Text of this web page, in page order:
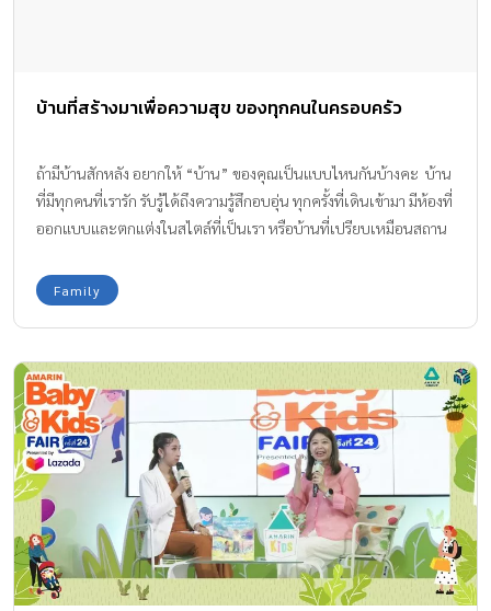
บ้านที่สร้างมาเพื่อความสุข ของทุกคนในครอบครัว
ถ้ามีบ้านสักหลัง อยากให้ “บ้าน” ของคุณเป็นแบบไหนกันบ้างคะ บ้าน
ที่มีทุกคนที่เรารัก รับรู้ได้ถึงความรู้สึกอบอุ่น ทุกครั้งที่เดินเข้ามา มีห้องที่
ออกแบบและตกแต่งในสไตล์ที่เป็นเรา หรือบ้านที่เปรียบเหมือนสถาน
และจะดีสักแค่ไหนถ้าเราเลือกบ้านที่สามารถตอบความหมายของบ้าน
ได้ครบอย่างที่กล่าวมาแล้วข้างต้น ที่จะช่วยสร้างความสุขของทุกคนใน
ประกอบหลักในการตัดสินใจแล้ว รูปแบบของบ้าน รวมถึง ฟังก์ชั่นการ
ใช้งาน มีความสำคัญไม่แพ้กัน เพราะบ้านสามารถบ่งบอกความเป็นตัว
ตนของคุณได้ และจะดีกว่านั้นมากๆ ถ้าทุกๆ มุมในบ้าน สามารถตอบ
โจทย์ความต้องการของทุกคน รวมถึงส่วนกลางที่จะเข้ามาช่วยเติมเต็ม
ความสุขของทุกคนในครอบครัวได้เป็นอย่างดี บ้านที่ดี ต้องไม่ใช่แค่
สวย แต่ต้องใช้งานได้จริง บ้านสราญสิริ “Feel in Love” บ้านที่บอกถึง
ทุกความรู้สึกของความรัก ทุกพื้นที่ที่ออกแบบคำนึงถึงการใช้ชีวิตของ
สมาชิกในครอบครัว ส่วนตัวบ้านให้ความสำคัญของสเปซและฟังก์ชั่น
เช่น ชานบันไดขนาดใหญ่ให้ทั้งเด็กเล็กและผู้สูงอายุได้ก้าวย่างอย่าง
Family